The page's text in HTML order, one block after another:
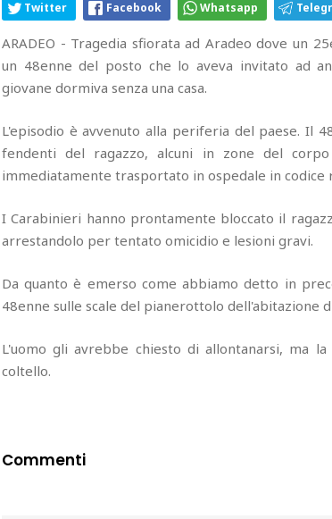
Twitter Facebook Whatsapp
ARADEO - Tragedia sfiorata ad Aradeo dove un
un 48enne del posto che lo aveva invitato ad
giovane dormiva senza una casa.
L'episodio è avvenuto alla periferia del paese. Il
fendenti del ragazzo, alcuni in zone del
immediatamente trasportato in ospedale in codice
I Carabinieri hanno prontamente bloccato il
arrestandolo per tentato omicidio e lesioni gravi.
Da quanto è emerso come abbiamo detto in
48enne sulle scale del pianerottolo dell'abitazione
L'uomo gli avrebbe chiesto di allontanarsi, ma
coltello.
Commenti